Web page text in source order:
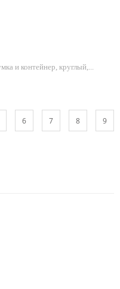
и контейнер, круглый,...
6 7 8 9